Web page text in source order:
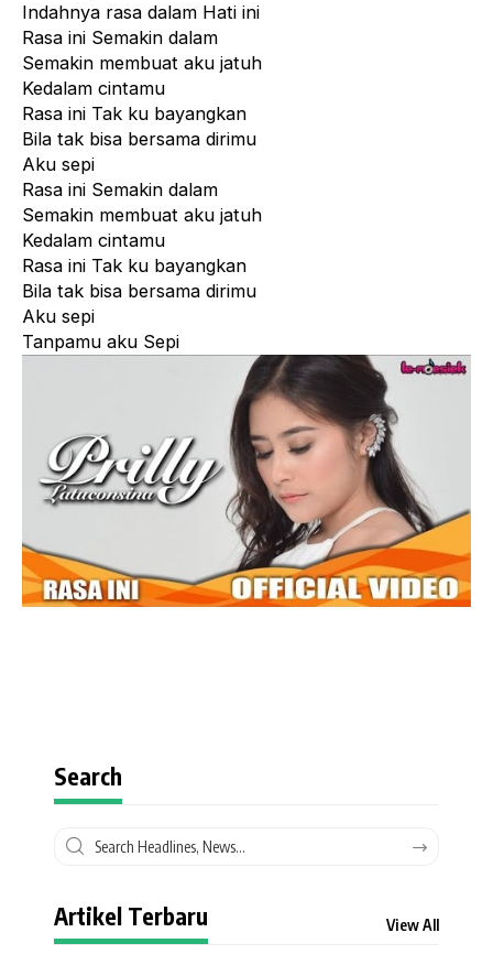
Indahnya rasa dalam Hati ini
Rasa ini Semakin dalam
Semakin membuat aku jatuh
Kedalam cintamu
Rasa ini Tak ku bayangkan
Bila tak bisa bersama dirimu
Aku sepi
Rasa ini Semakin dalam
Semakin membuat aku jatuh
Kedalam cintamu
Rasa ini Tak ku bayangkan
Bila tak bisa bersama dirimu
Aku sepi
Tanpamu aku Sepi
Search
Artikel Terbaru View All